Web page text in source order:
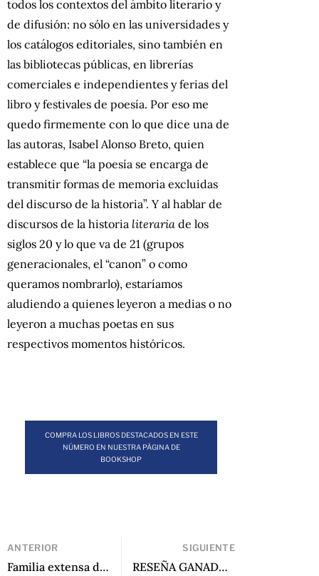
todos los contextos del ámbito literario y
de difusión: no sólo en las universidades y
los catálogos editoriales, sino también en
las bibliotecas públicas, en librerías
comerciales e independientes y ferias del
libro y festivales de poesía. Por eso me
quedo firmemente con lo que dice una de
las autoras, Isabel Alonso Breto, quien
establece que “la poesía se encarga de
transmitir formas de memoria excluidas
del discurso de la historia”. Y al hablar de
discursos de la historia literaria de los
siglos 20 y lo que va de 21 (grupos
generacionales, el “canon” o como
queramos nombrarlo), estaríamos
aludiendo a quienes leyeron a medias o no
leyeron a muchas poetas en sus
respectivos momentos históricos.
COMPRA LOS LIBROS DESTACADOS EN ESTE
NÚMERO EN NUESTRA PÁGINA DE
BOOKSHOP
ANTERIOR
Familia extensa de Rafael Reyes-Ruiz
SIGUIENTE
RESEÑA GANADORA: Ilusiones de botánica de Legna Rodríguez Iglesias